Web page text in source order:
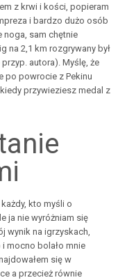
z krwi i kości, popieram
i bardzo dużo osób
noga, sam chętnie
na 2,1 km rozgrywany był
autora). Myślę, że
po powrocie z Pekinu
przywieziesz medal z
kto myśli o
ja nie wyróżniam się
wynik na igrzyskach,
mocno bolało mnie
się w
a przecież równie